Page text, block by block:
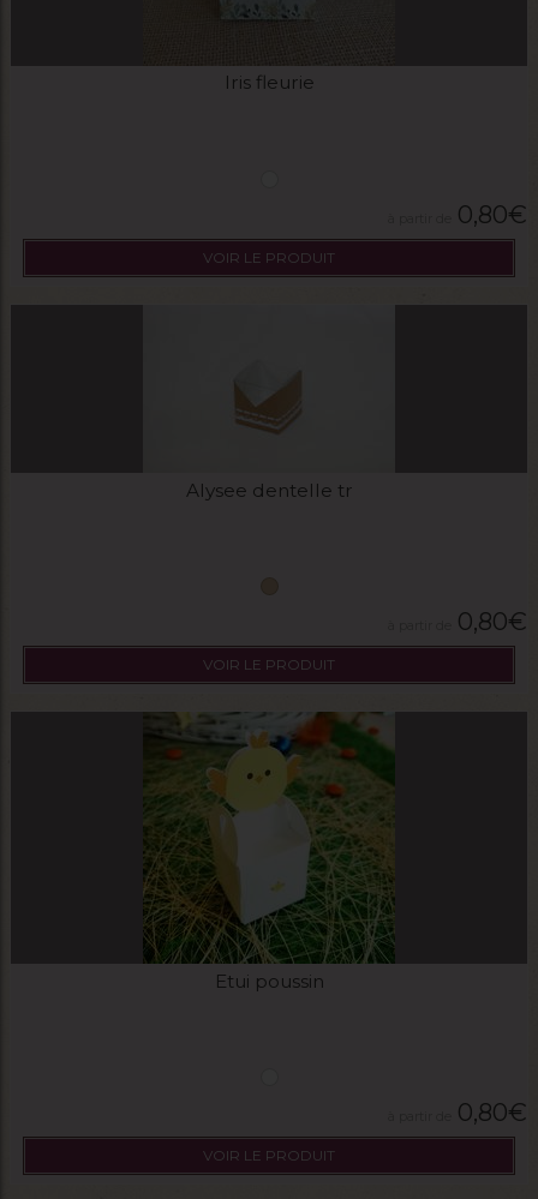
Iris fleurie
0,80€
VOIR LE PRODUIT
Alysee dentelle tr
0,80€
VOIR LE PRODUIT
Etui poussin
0,80€
VOIR LE PRODUIT